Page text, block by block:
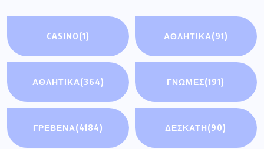
CASINO(1) ΑΘΛΗΤΙΚΆ(91)
ΑΘΛΗΤΙΚΑ(364) ΓΝΩΜΕΣ(191)
ΓΡΕΒΕΝΑ(4184) ΔΕΣΚΑΤΗ(90)